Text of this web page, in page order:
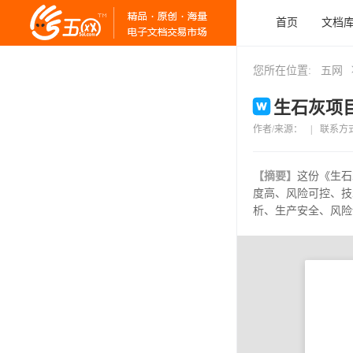
首页 文档
您所在位置: 五网
生石灰项
作者/来源： 联系方
【摘要】 这份《生
度高、风险可控、
析、生产安全、风